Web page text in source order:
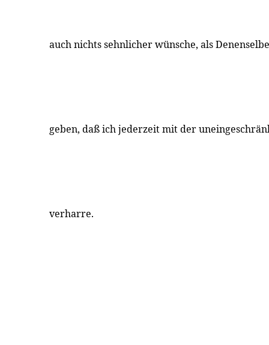
auch nichts sehnlicher wünsche, als
geben, daß ich jederzeit mit der
verharre.